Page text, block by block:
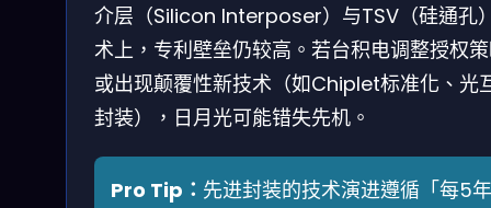
介层（Silicon Interposer）与TSV（硅通孔
术上，专利壁垒仍较高。若台积电调整授权
或出现颠覆性新技术（如Chiplet标准化、光
封装），日月光可能错失先机。
Pro Tip： 先进封装的技术演进遵循「每5